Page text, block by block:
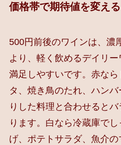
価格帯で期待値を変える
500円前後のワインは、濃
より、軽く飲めるデイリ
満足しやすいです。赤な
タ、焼き鳥のたれ、ハン
りした料理と合わせると
ります。白なら冷蔵庫で
げ、ポテトサラダ、魚介